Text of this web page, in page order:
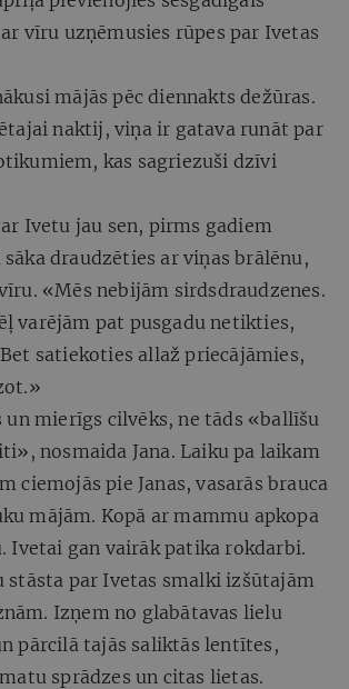
vīru uzņēmusies rūpes par Ivetas
mājās pēc diennakts dežūras.
naktij, viņa ir gatava runāt par
kas sagriezuši dzīvi
Ivetu jau sen, pirms gadiem
draudzēties ar viņas brālēnu,
«Mēs nebijām sirdsdraudzenes.
varējām pat pusgadu netikties,
satiekoties allaž priecājāmies,
un mierīgs cilvēks, ne tāds «ballīšu
nosmaida Jana. Laiku pa laikam
ciemojās pie Janas, vasarās brauca
mājām. Kopā ar mammu apkopa
Ivetai gan vairāk patika rokdarbi.
stāsta par Ivetas smalki izšūtajām
Izņem no glabātavas lielu
pārcilā tajās saliktās lentītes,
sprādzes un citas lietas.